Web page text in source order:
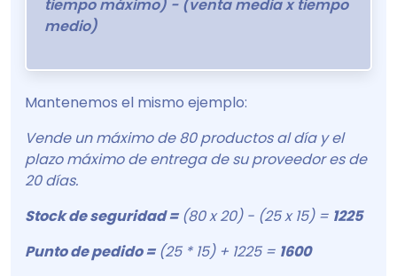
tiempo máximo) - (venta media x tiempo
medio)
Mantenemos el mismo ejemplo:
Vende un máximo de 80 productos al día y el
plazo máximo de entrega de su proveedor es de
20 días.
Stock de seguridad =(80 x 20) - (25 x 15) = 1225
Punto de pedido =(25 * 15) + 1225 = 1600